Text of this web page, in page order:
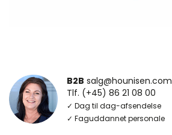
B2B salg@hounisen.com
Tlf. (+45) 86 21 08 00
✓ Dag til dag-afsendelse
✓ Faguddannet personale